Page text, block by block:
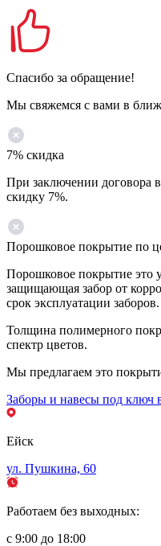
Спасибо за обращение!
Мы свяжемся с вами в
7% скидка
При заключении договора
скидку 7%.
Порошковое покрытие по
Порошковое покрытие это
защищающая забор от
срок эксплуатации заборов.
Толщина полимерного
спектр цветов.
Мы предлагаем это
Заборы и навесы под ключ
Ейск
ул. Пушкина, 60
Работаем без выходных:
с 9:00 до 18:00